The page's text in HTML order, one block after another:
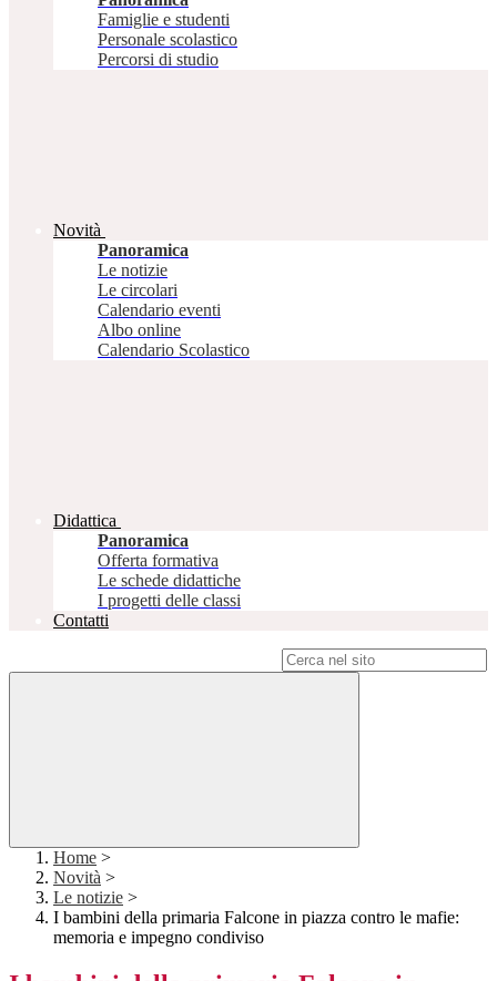
Famiglie e studenti
Personale scolastico
Percorsi di studio
Novità
Panoramica
Le notizie
Le circolari
Calendario eventi
Albo online
Calendario Scolastico
Didattica
Panoramica
Offerta formativa
Le schede didattiche
I progetti delle classi
Contatti
Home >
Novità >
Le notizie >
I bambini della primaria Falcone in piazza contro le mafie:
memoria e impegno condiviso